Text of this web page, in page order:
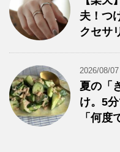
夫！つ
クセサ
2026/08/07
夏の「
け。5
「何度